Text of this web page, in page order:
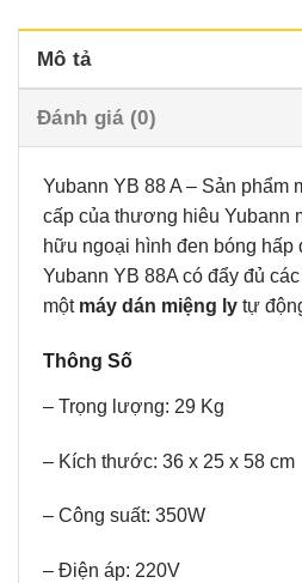
Mô tả
Đánh giá (0)
Yubann YB 88 A – Sản phẩm
cấp của thương hiêu Yubann
hữu ngoại hình đen bóng hấp
Yubann YB 88A có đẩy đủ
mộtmáy dán miệng ly tự
Thông Số
– Trọng lượng: 29 Kg
– Kích thước: 36 x 25 x 58 cm
– Công suất: 350W
– Điện áp: 220V